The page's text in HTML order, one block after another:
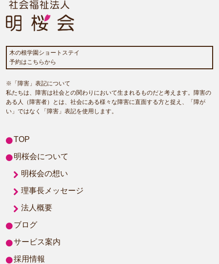
木の根学園ショートステイ
予約はこちらから
※「障害」表記について
私たちは、障害は社会との関わりにおいて生まれるものだと考えます。障害の
ある人（障害者）とは、社会にある様々な障害に直面する方と捉え、「障が
い」ではなく「障害」表記を使用します。
TOP
明桜会について
明桜会の想い
理事長メッセージ
法人概要
ブログ
サービス案内
採用情報